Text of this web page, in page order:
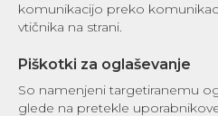
KATALOG REZERVNIH
TOMOS
NADOMESTNI TOMOS DELI
IZPUŠNI SISTEMI
komunikacijo preko
vtičnika na strani.
Piškotki za oglaševanje
So namenjeni targetiranemu
glede na pretekle